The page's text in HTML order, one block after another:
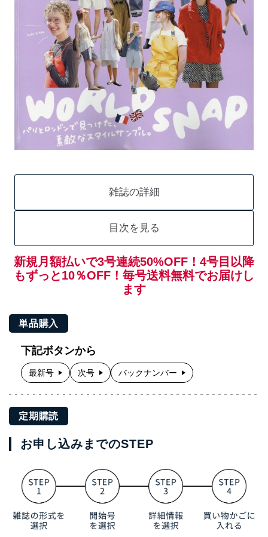
雑誌の詳細
目次を見る
新規月額払いで3号連続50%OFF！4号目以降
もずっと10％OFF！毎号送料無料でお届けし
ます
単品購入
下記ボタンから
最新号 次号 バックナンバー
定期購読
お申し込みまでのSTEP